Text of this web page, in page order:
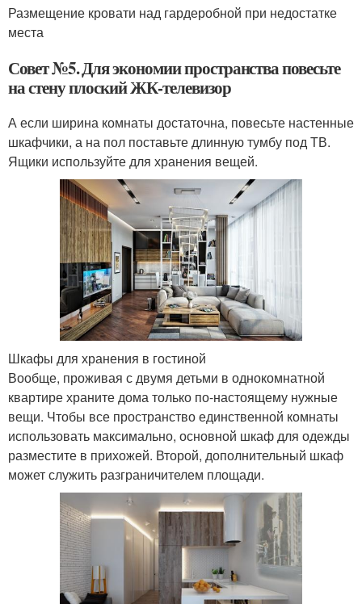
Размещение кровати над гардеробной при недостатке
места
Совет №5. Для экономии пространства повесьте
на стену плоский ЖК-телевизор
А если ширина комнаты достаточна, повесьте настенные
шкафчики, а на пол поставьте длинную тумбу под ТВ.
Ящики используйте для хранения вещей.
Шкафы для хранения в гостиной
Вообще, проживая с двумя детьми в однокомнатной
квартире храните дома только по-настоящему нужные
вещи. Чтобы все пространство единственной комнаты
использовать максимально, основной шкаф для одежды
разместите в прихожей. Второй, дополнительный шкаф
может служить разграничителем площади.